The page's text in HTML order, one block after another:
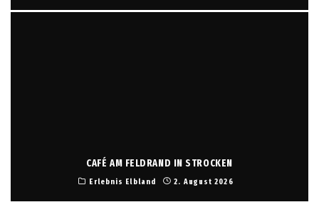
CAFÉ AM FELDRAND IN STROCKEN
Erlebnis Elbland 2. August 2026